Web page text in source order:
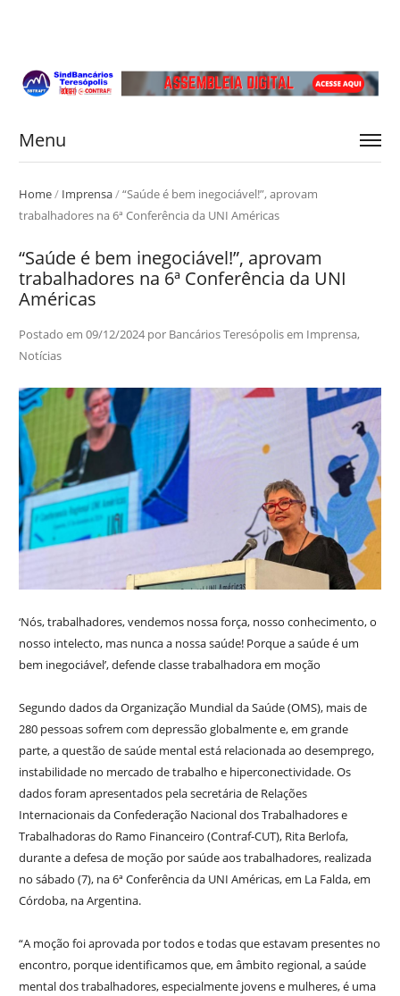
Menu
Home/ Imprensa/“Saúde é bem inegociável!”, aprovam
trabalhadores na 6ª Conferência da UNI Américas
“Saúde é bem inegociável!”, aprovam
trabalhadores na 6ª Conferência da UNI
Américas
Postado em 09/12/2024por Bancários Teresópolisem Imprensa,
Notícias
‘Nós, trabalhadores, vendemos nossa força, nosso conhecimento, o
nosso intelecto, mas nunca a nossa saúde! Porque a saúde é um
bem inegociável’, defende classe trabalhadora em moção
Segundo dados da Organização Mundial da Saúde (OMS), mais de
280 pessoas sofrem com depressão globalmente e, em grande
parte, a questão de saúde mental está relacionada ao desemprego,
instabilidade no mercado de trabalho e hiperconectividade. Os
dados foram apresentados pela secretária de Relações
Internacionais da Confederação Nacional dos Trabalhadores e
Trabalhadoras do Ramo Financeiro (Contraf-CUT), Rita Berlofa,
durante a defesa de moção por saúde aos trabalhadores, realizada
no sábado (7), na 6ª Conferência da UNI Américas, em La Falda, em
Córdoba, na Argentina.
“A moção foi aprovada por todos e todas que estavam presentes no
encontro, porque identificamos que, em âmbito regional, a saúde
mental dos trabalhadores, especialmente jovens e mulheres, é uma